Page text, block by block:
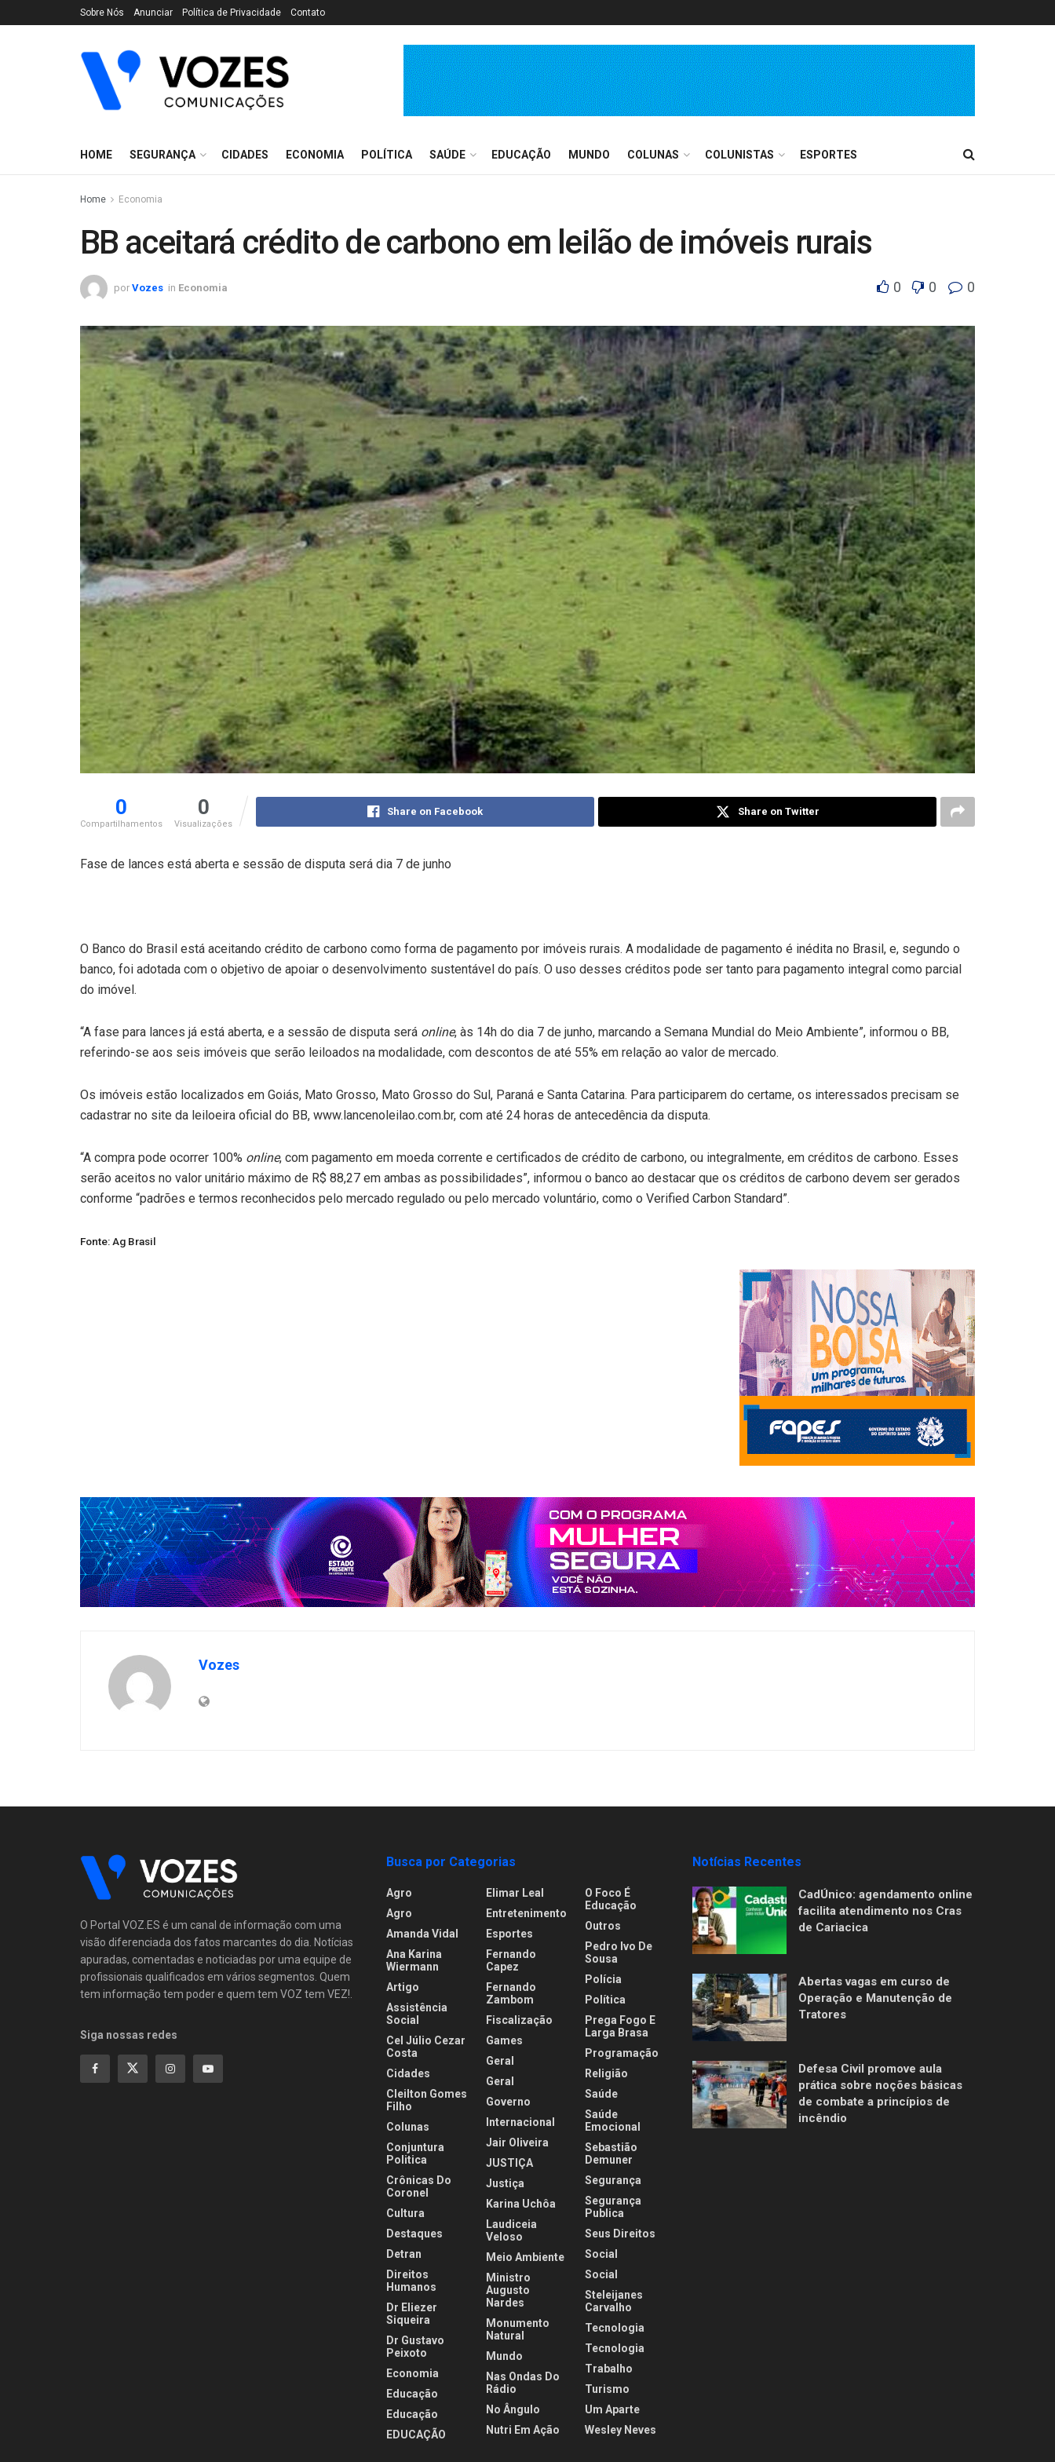
Sobre Nós Anunciar Política de Privacidade Contato
HOME SEGURANÇA CIDADES ECONOMIA POLÍTICA SAÚDE EDUCAÇÃO MUNDO COLUNAS COLUNISTAS ESPORTES
Home Economia
BB aceitará crédito de carbono em leilão de imóveis rurais
por Vozes in Economia 0 0 0
0
Compartilhamentos
0
Visualizações
Share on Facebook Share on Twitter
Fase de lances está aberta e sessão de disputa será dia 7 de junho
O Banco do Brasil está aceitando crédito de carbono como forma de pagamento por imóveis rurais. A modalidade de pagamento é inédita no Brasil, e, segundo o
banco, foi adotada com o objetivo de apoiar o desenvolvimento sustentável do país. O uso desses créditos pode ser tanto para pagamento integral como parcial
do imóvel.
“A fase para lances já está aberta, e a sessão de disputa será online, às 14h do dia 7 de junho, marcando a Semana Mundial do Meio Ambiente”, informou o BB,
referindo-se aos seis imóveis que serão leiloados na modalidade, com descontos de até 55% em relação ao valor de mercado.
Os imóveis estão localizados em Goiás, Mato Grosso, Mato Grosso do Sul, Paraná e Santa Catarina. Para participarem do certame, os interessados precisam se
cadastrar no site da leiloeira oficial do BB, www.lancenoleilao.com.br, com até 24 horas de antecedência da disputa.
“A compra pode ocorrer 100% online, com pagamento em moeda corrente e certificados de crédito de carbono, ou integralmente, em créditos de carbono. Esses
serão aceitos no valor unitário máximo de R$ 88,27 em ambas as possibilidades”, informou o banco ao destacar que os créditos de carbono devem ser gerados
conforme “padrões e termos reconhecidos pelo mercado regulado ou pelo mercado voluntário, como o Verified Carbon Standard”.
Fonte: Ag Brasil
Vozes
O Portal VOZ.ES é um canal de informação com uma
visão diferenciada dos fatos marcantes do dia. Notícias
apuradas, comentadas e noticiadas por uma equipe de
profissionais qualificados em vários segmentos. Quem
tem informação tem poder e quem tem VOZ tem VEZ!.
Siga nossas redes
Busca por Categorias
Agro
Agro
Amanda Vidal
Ana Karina
Wiermann
Artigo
Assistência
Social
Cel Júlio Cezar
Costa
Cidades
Cleilton Gomes
Filho
Colunas
Conjuntura
Politica
Crônicas Do
Coronel
Cultura
Destaques
Detran
Direitos
Humanos
Dr Eliezer
Siqueira
Dr Gustavo
Peixoto
Economia
Educação
Educação
EDUCAÇÃO
Elimar Leal
Entretenimento
Esportes
Fernando
Capez
Fernando
Zambom
Fiscalização
Games
Geral
Geral
Governo
Internacional
Jair Oliveira
JUSTIÇA
Justiça
Karina Uchôa
Laudiceia
Veloso
Meio Ambiente
Ministro
Augusto
Nardes
Monumento
Natural
Mundo
Nas Ondas Do
Rádio
No Ângulo
Nutri Em Ação
O Foco É
Educação
Outros
Pedro Ivo De
Sousa
Polícia
Política
Prega Fogo E
Larga Brasa
Programação
Religião
Saúde
Saúde
Emocional
Sebastião
Demuner
Segurança
Segurança
Publica
Seus Direitos
Social
Social
Steleijanes
Carvalho
Tecnologia
Tecnologia
Trabalho
Turismo
Um Aparte
Wesley Neves
Notícias Recentes
CadÚnico: agendamento online
facilita atendimento nos Cras
de Cariacica
Abertas vagas em curso de
Operação e Manutenção de
Tratores
Defesa Civil promove aula
prática sobre noções básicas
de combate a princípios de
incêndio